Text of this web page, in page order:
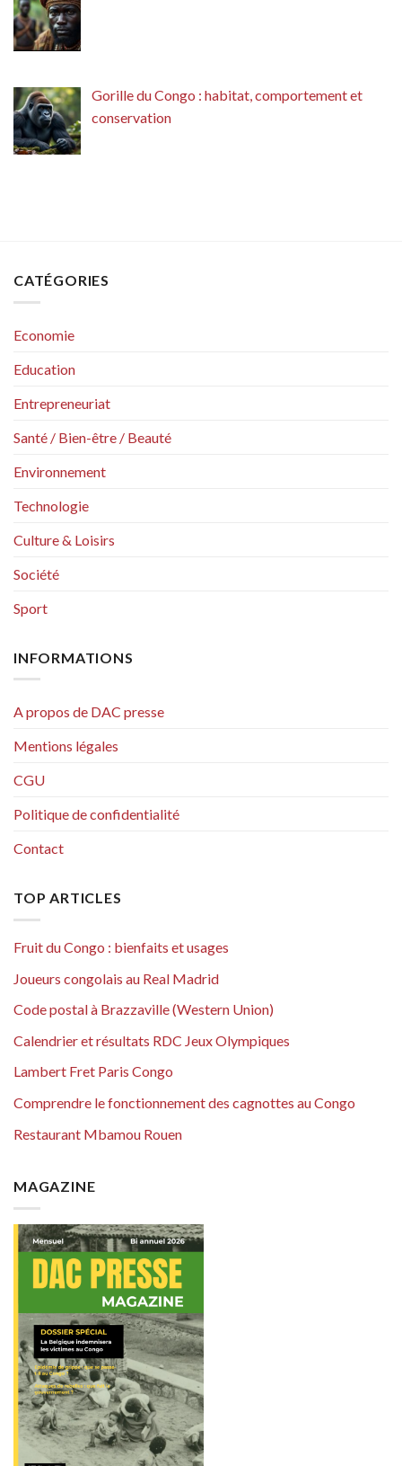
Gorille du Congo : habitat, comportement et
conservation
CATÉGORIES
Economie
Education
Entrepreneuriat
Santé / Bien-être / Beauté
Environnement
Technologie
Culture & Loisirs
Société
Sport
INFORMATIONS
A propos de DAC presse
Mentions légales
CGU
Politique de confidentialité
Contact
TOP ARTICLES
Fruit du Congo : bienfaits et usages
Joueurs congolais au Real Madrid
Code postal à Brazzaville (Western Union)
Calendrier et résultats RDC Jeux Olympiques
Lambert Fret Paris Congo
Comprendre le fonctionnement des cagnottes au Congo
Restaurant Mbamou Rouen
MAGAZINE